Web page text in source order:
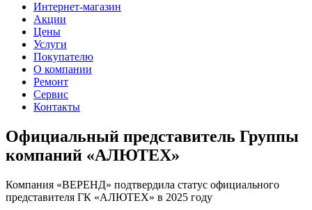
Интернет-магазин
Акции
Цены
Услуги
Покупателю
О компании
Ремонт
Сервис
Контакты
Официальный представитель Группы
компаний «АЛЮТЕХ»
Компания «ВЕРЕНД» подтвердила статус официального
представителя ГК «АЛЮТЕХ» в 2025 году